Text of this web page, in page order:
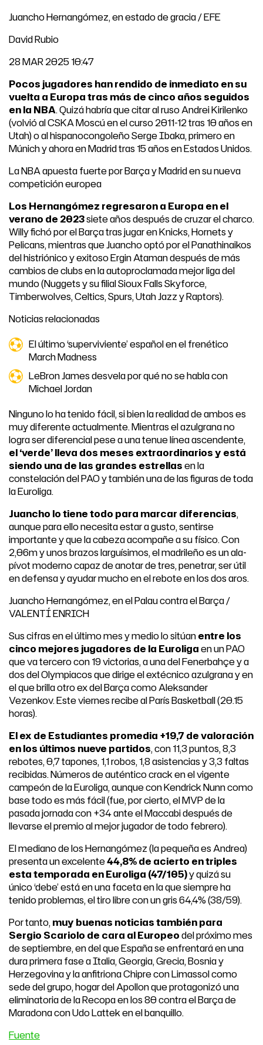
Juancho Hernangómez, en estado de gracia / EFE
David Rubio
28 MAR 2025 10:47
Pocos jugadores han rendido de inmediato en su
vuelta a Europa tras más de cinco años seguidos
en la NBA. Quizá habría que citar al ruso Andrei Kirilenko
(volvió al CSKA Moscú en el curso 2011-12 tras 10 años en
Utah) o al hispanocongoleño Serge Ibaka, primero en
Múnich y ahora en Madrid tras 15 años en Estados Unidos.
La NBA apuesta fuerte por Barça y Madrid en su nueva
competición europea
Los Hernangómez regresaron a Europa en el
verano de 2023siete años después de cruzar el charco.
Willy fichó por el Barça tras jugar en Knicks, Hornets y
Pelicans, mientras que Juancho optó por el Panathinaikos
del histriónico y exitoso Ergin Ataman después de más
cambios de clubs en la autoproclamada mejor liga del
mundo (Nuggets y su filial Sioux Falls Skyforce,
Timberwolves, Celtics, Spurs, Utah Jazz y Raptors).
Noticias relacionadas
El último ‘superviviente’ español en el frenético
March Madness
LeBron James desvela por qué no se habla con
Michael Jordan
Ninguno lo ha tenido fácil, si bien la realidad de ambos es
muy diferente actualmente. Mientras el azulgrana no
logra ser diferencial pese a una tenue línea ascendente,
el ‘verde’ lleva dos meses extraordinarios y está
siendo una de las grandes estrellasen la
constelación del PAO y también una de las figuras de toda
la Euroliga.
Juancho lo tiene todo para marcar diferencias,
aunque para ello necesita estar a gusto, sentirse
importante y que la cabeza acompañe a su físico. Con
2,06m y unos brazos larguísimos, el madrileño es un ala-
pívot moderno capaz de anotar de tres, penetrar, ser útil
en defensa y ayudar mucho en el rebote en los dos aros.
Juancho Hernangómez, en el Palau contra el Barça /
VALENTÍ ENRICH
Sus cifras en el último mes y medio lo sitúanentre los
cinco mejores jugadores de la Euroligaen un PAO
que va tercero con 19 victorias, a una del Fenerbahçe y a
dos del Olympiacos que dirige el extécnico azulgrana y en
el que brilla otro ex del Barça como Aleksander
Vezenkov. Este viernes recibe al París Basketball (20.15
horas).
El ex de Estudiantes promedia +19,7 de valoración
en los últimos nueve partidos, con 11,3 puntos, 8,3
rebotes, 0,7 tapones, 1,1 robos, 1,8 asistencias y 3,3 faltas
recibidas. Números de auténtico crack en el vigente
campeón de la Euroliga, aunque con Kendrick Nunn como
base todo es más fácil (fue, por cierto, el MVP de la
pasada jornada con +34 ante el Maccabi después de
llevarse el premio al mejor jugador de todo febrero).
El mediano de los Hernangómez (la pequeña es Andrea)
presenta un excelente44,8% de acierto en triples
esta temporada en Euroliga (47/105)y quizá su
único ‘debe’ está en una faceta en la que siempre ha
tenido problemas, el tiro libre con un gris 64,4% (38/59).
Por tanto,muy buenas noticias también para
Sergio Scariolo de cara al Europeodel próximo mes
de septiembre, en del que España se enfrentará en una
dura primera fase a Italia, Georgia, Grecia, Bosnia y
Herzegovina y la anfitriona Chipre con Limassol como
sede del grupo, hogar del Apollon que protagonizó una
eliminatoria de la Recopa en los 80 contra el Barça de
Maradona con Udo Lattek en el banquillo.
Fuente